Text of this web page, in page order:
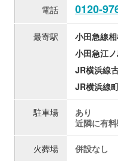
電話 0120-
最寄駅 小田急線
小田急江
JR横浜線
JR横浜線
駐車場
あり
近隣に有
火葬場 併設なし